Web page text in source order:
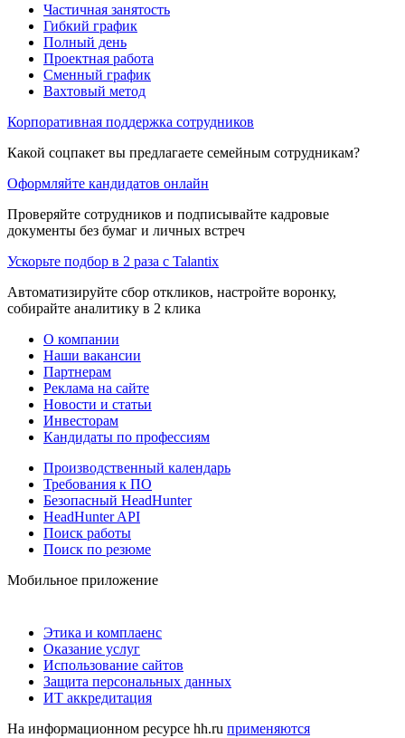
Частичная занятость
Гибкий график
Полный день
Проектная работа
Сменный график
Вахтовый метод
Корпоративная поддержка сотрудников
Какой соцпакет вы предлагаете семейным сотрудникам?
Оформляйте кандидатов онлайн
Проверяйте сотрудников и подписывайте кадровые
документы без бумаг и личных встреч
Ускорьте подбор в 2 раза с Talantix
Автоматизируйте сбор откликов, настройте воронку,
собирайте аналитику в 2 клика
О компании
Наши вакансии
Партнерам
Реклама на сайте
Новости и статьи
Инвесторам
Кандидаты по профессиям
Производственный календарь
Требования к ПО
Безопасный HeadHunter
HeadHunter API
Поиск работы
Поиск по резюме
Мобильное приложение
Этика и комплаенс
Оказание услуг
Использование сайтов
Защита персональных данных
ИТ аккредитация
На информационном ресурсе hh.ru применяются